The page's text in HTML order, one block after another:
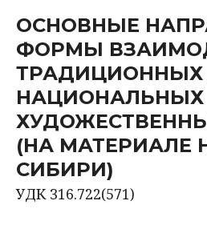
ОСНОВНЫЕ
ФОРМЫ
ТРАДИЦИОННЫХ
НАЦИОНАЛЬНЫХ
(НА МАТЕРИАЛЕ
СИБИРИ)
УДК 316.722(571)